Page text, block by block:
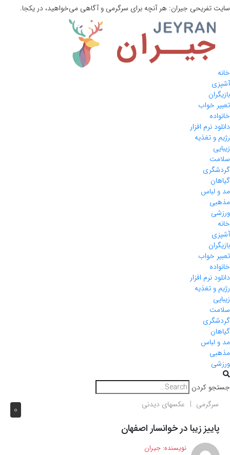
سایت تفریحی جیران: هر آنچه برای سرگرمی و آگاهی می‌خواهید، در یکجا.
خانه
آشپزی
بازیگران
تعبیر خواب
خانواده
دانلود نرم افزار
رژیم و تغذیه
زیبایی
سلامت
گردشگری
گیاهان
مد و لباس
مذهبی
ورزشی
خانه
آشپزی
بازیگران
تعبیر خواب
خانواده
دانلود نرم افزار
رژیم و تغذیه
زیبایی
سلامت
گردشگری
گیاهان
مد و لباس
مذهبی
ورزشی
جستجو کردن
0 سرگرمی عکسهای دیدنی
پاییز زیبا در خوانسار اصفهان
نویسنده: جیران